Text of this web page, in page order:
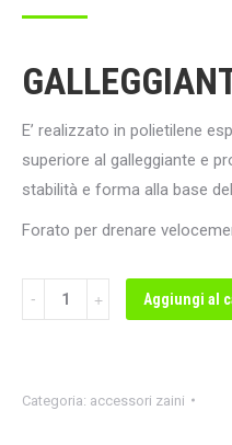
E’ realizzato in polietilene
superiore al galleggiante e
stabilità e forma alla base del
Forato per drenare
Quantità Aggiungi al
Categoria: accessori zaini